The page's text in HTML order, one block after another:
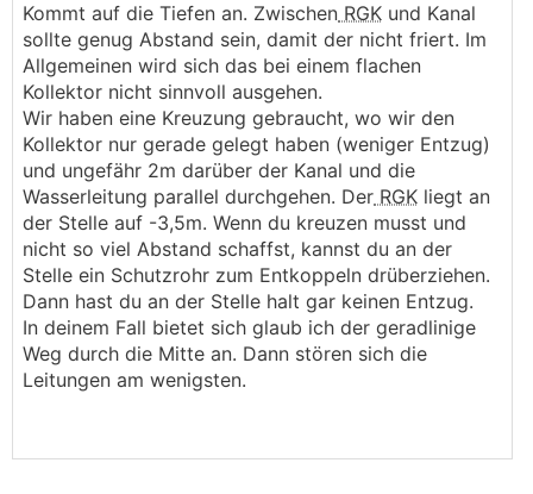
..
Kommt auf die Tiefen an. Zwischen RGK und Kanal
sollte genug Abstand sein, damit der nicht friert. Im
Allgemeinen wird sich das bei einem flachen
Kollektor nicht sinnvoll ausgehen.
Wir haben eine Kreuzung gebraucht, wo wir den
Kollektor nur gerade gelegt haben (weniger Entzug)
und ungefähr 2m darüber der Kanal und die
Wasserleitung parallel durchgehen. Der RGK liegt an
der Stelle auf -3,5m. Wenn du kreuzen musst und
nicht so viel Abstand schaffst, kannst du an der
Stelle ein Schutzrohr zum Entkoppeln drüberziehen.
Dann hast du an der Stelle halt gar keinen Entzug.
In deinem Fall bietet sich glaub ich der geradlinige
Weg durch die Mitte an. Dann stören sich die
Leitungen am wenigsten.